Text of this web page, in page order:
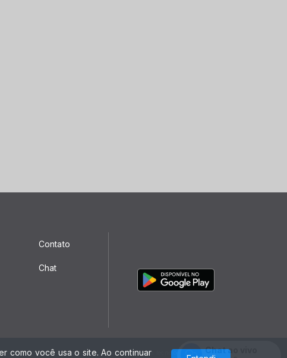
Contato
Chat
Com a tecnologia
como você usa o site. Ao continuar Chat ao vivo